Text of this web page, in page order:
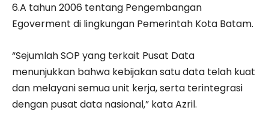
6.A tahun 2006 tentang Pengembangan
Egoverment di lingkungan Pemerintah Kota Batam.
“Sejumlah SOP yang terkait Pusat Data
menunjukkan bahwa kebijakan satu data telah kuat
dan melayani semua unit kerja, serta terintegrasi
dengan pusat data nasional,” kata Azril.